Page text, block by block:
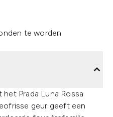
te worden
Prada Luna Rossa
geur geeft een